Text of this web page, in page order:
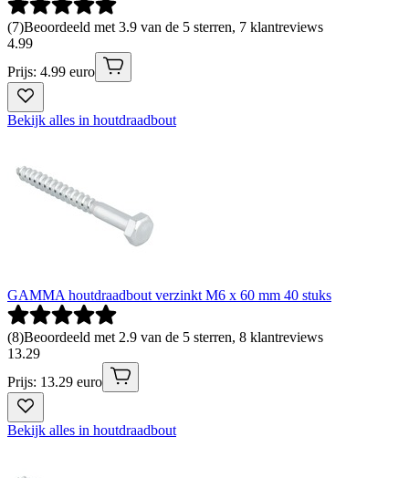
(7)Beoordeeld met 3.9 van de 5 sterren, 7 klantreviews
4.99
Prijs: 4.99 euro
Bekijk alles in houtdraadbout
GAMMA houtdraadbout verzinkt M6 x 60 mm 40 stuks
(8)Beoordeeld met 2.9 van de 5 sterren, 8 klantreviews
13.29
Prijs: 13.29 euro
Bekijk alles in houtdraadbout